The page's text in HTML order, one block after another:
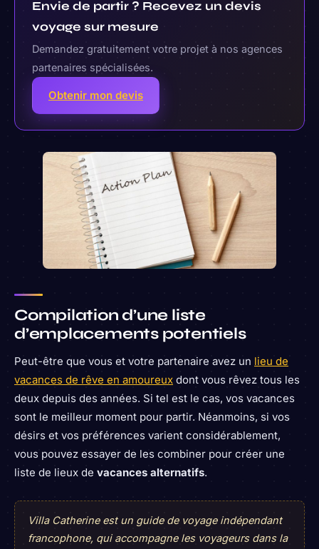
Envie de partir ? Recevez un devis
voyage sur mesure
Demandez gratuitement votre projet à nos agences
partenaires spécialisées.
Obtenir mon devis
Compilation d’une liste
d’emplacements potentiels
Peut-être que vous et votre partenaire avez un lieu de
vacances de rêve en amoureux dont vous rêvez tous les
deux depuis des années. Si tel est le cas, vos vacances
sont le meilleur moment pour partir. Néanmoins, si vos
désirs et vos préférences varient considérablement,
vous pouvez essayer de les combiner pour créer une
liste de lieux de vacances alternatifs.
Villa Catherine est un guide de voyage indépendant
francophone, qui accompagne les voyageurs dans la